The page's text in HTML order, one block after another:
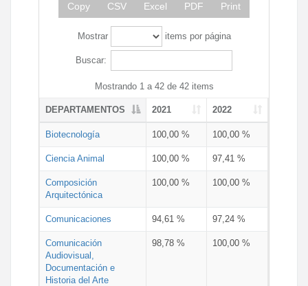
Copy CSV Excel PDF Print
Mostrar items por página
Buscar:
Mostrando 1 a 42 de 42 items
DEPARTAMENTOS 2021 2022
Biotecnología 100,00 % 100,00 %
Ciencia Animal 100,00 % 97,41 %
Composición
Arquitectónica
100,00 % 100,00 %
Comunicaciones 94,61 % 97,24 %
Comunicación
Audiovisual,
Documentación e
Historia del Arte
98,78 % 100,00 %